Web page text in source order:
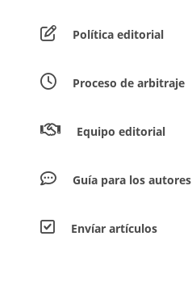
Política editorial
Proceso de arbitraje
Equipo editorial
Guía para los autores
Envíar artículos